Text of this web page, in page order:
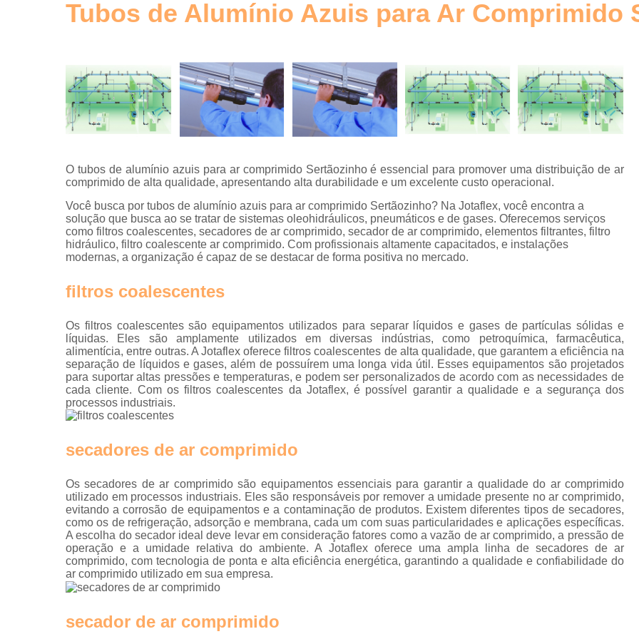
comprimido
para ar
comprimido
Tubulações
em alumínio
Elemento Filtrante Plissado
Filtro Hidráulico Retorno
Filtros Hidráulicos
Elemento para Filtro Coalescente
Filtro Coalescente Domnick
Filtro Coalescente Parker
Gerador de Nitrogênio com
Gerador de Nitrogênio Industrial
Instalação de Rede de Ar
Rede Ar
Rede de Ar Comprimido
Rede de Ar Comprimido
Secador de Ar Comprimido por
Secador do Ar
Secador para Linha de Ar
Central de
Tubos de Alumínio Azuis para Ar Comprimido
O tubos de alumínio azuis para ar comprimido Sertãozinho é essencial para promover uma distribuição de ar
comprimido de alta qualidade, apresentando alta durabilidade e um excelente custo operacional.
Você busca por tubos de alumínio azuis para ar comprimido Sertãozinho? Na Jotaflex, você encontra a
solução que busca ao se tratar de sistemas oleohidráulicos, pneumáticos e de gases. Oferecemos serviços
como filtros coalescentes, secadores de ar comprimido, secador de ar comprimido, elementos filtrantes, filtro
hidráulico, filtro coalescente ar comprimido. Com profissionais altamente capacitados, e instalações
modernas, a organização é capaz de se destacar de forma positiva no mercado.
filtros coalescentes
Os filtros coalescentes são equipamentos utilizados para separar líquidos e gases de partículas sólidas e
líquidas. Eles são amplamente utilizados em diversas indústrias, como petroquímica, farmacêutica,
alimentícia, entre outras. A Jotaflex oferece filtros coalescentes de alta qualidade, que garantem a eficiência na
separação de líquidos e gases, além de possuírem uma longa vida útil. Esses equipamentos são projetados
para suportar altas pressões e temperaturas, e podem ser personalizados de acordo com as necessidades de
cada cliente. Com os filtros coalescentes da Jotaflex, é possível garantir a qualidade e a segurança dos
processos industriais.
secadores de ar comprimido
Os secadores de ar comprimido são equipamentos essenciais para garantir a qualidade do ar comprimido
utilizado em processos industriais. Eles são responsáveis por remover a umidade presente no ar comprimido,
evitando a corrosão de equipamentos e a contaminação de produtos. Existem diferentes tipos de secadores,
como os de refrigeração, adsorção e membrana, cada um com suas particularidades e aplicações específicas.
A escolha do secador ideal deve levar em consideração fatores como a vazão de ar comprimido, a pressão de
operação e a umidade relativa do ambiente. A Jotaflex oferece uma ampla linha de secadores de ar
comprimido, com tecnologia de ponta e alta eficiência energética, garantindo a qualidade e confiabilidade do
ar comprimido utilizado em sua empresa.
secador de ar comprimido